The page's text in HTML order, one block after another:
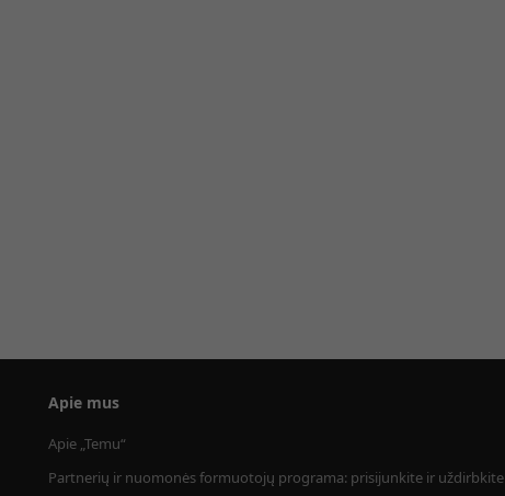
Apie mus
Apie „Temu“
Partnerių ir nuomonės formuotojų programa: prisijunkite ir uždirbkite